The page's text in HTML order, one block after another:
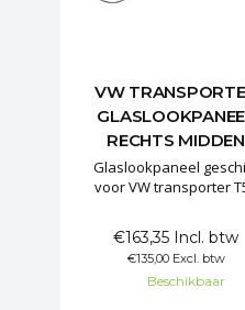
VW
RECHTS MIDDEN
Glaslookpaneel
voor VW transporter
Glaslookpanelen
van echt glas voor een
uitstraling. Het voordeel
€163,35 Incl. btw
€135,00 Excl. btw
Beschikbaar